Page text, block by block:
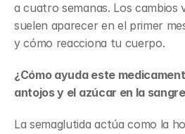
a cuatro semanas. Los cambios
suelen aparecer en el primer
y cómo reacciona tu cuerpo.
¿Cómo ayuda este
antojos y el azúcar en la
La semaglutida actúa como la